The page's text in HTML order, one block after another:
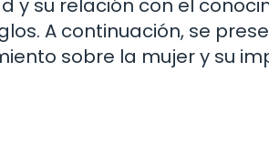
y su relación con el
A continuación, se
sobre la mujer y su